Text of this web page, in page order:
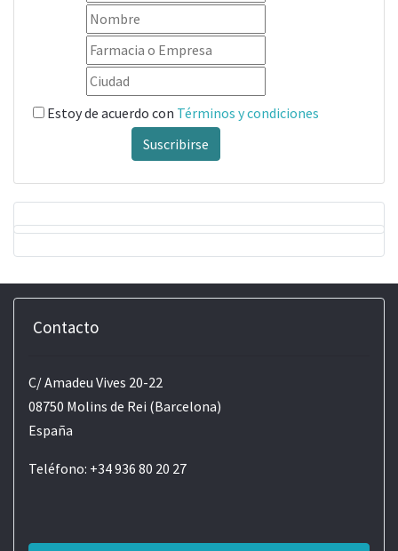
Estoy de acuerdo con Términos y condiciones
Suscribirse
Contacto
C/ Amadeu Vives 20-22
08750 Molins de Rei (Barcelona)
España
Teléfono: +34 936 80 20 27